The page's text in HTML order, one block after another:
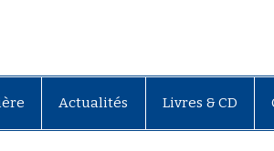
Actualités Livres & CD